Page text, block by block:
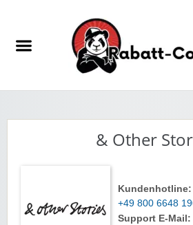
& Other
Kundenhotline:
+49 800 6648
Support E-Mail: